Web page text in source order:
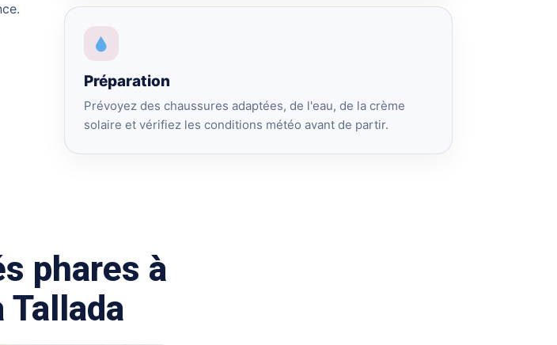
Préparation
Prévoyez des chaussures adaptées, de l'eau, de la crème
solaire et vérifiez les conditions météo avant de partir.
phares à
Tallada